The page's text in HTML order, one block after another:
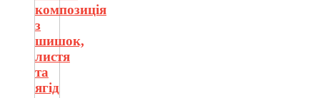
композиція
з
шишок,
листя
та
ягід